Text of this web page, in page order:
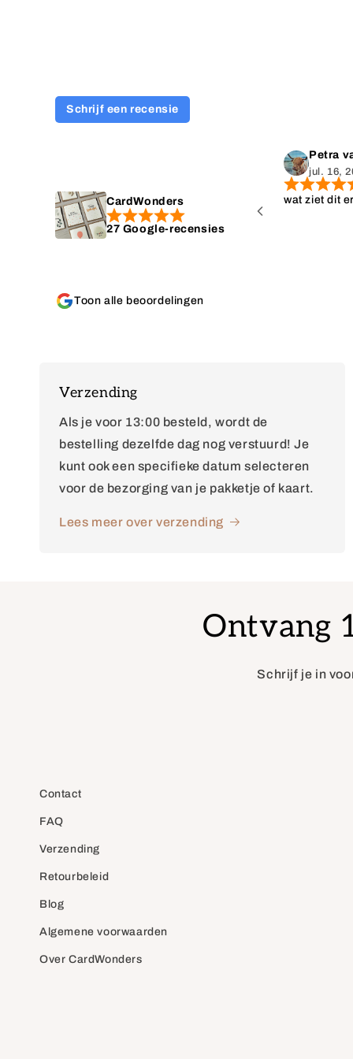
Schrijf een recensie
CardWonders
27 Google-recensies
Petra
jul. 16,
wat ziet dit
minute zo'n
kon bestellen.
Toon alle beoordelingen
Verzending
Als je voor 13:00 besteld, wordt de
bestelling dezelfde dag nog verstuurd! Je
kunt ook een specifieke datum selecteren
voor de bezorging van je pakketje of kaart.
Lees meer over verzending
Ontvang
Schrijf je in
Contact
FAQ
Verzending
Retourbeleid
Blog
Algemene voorwaarden
Over CardWonders